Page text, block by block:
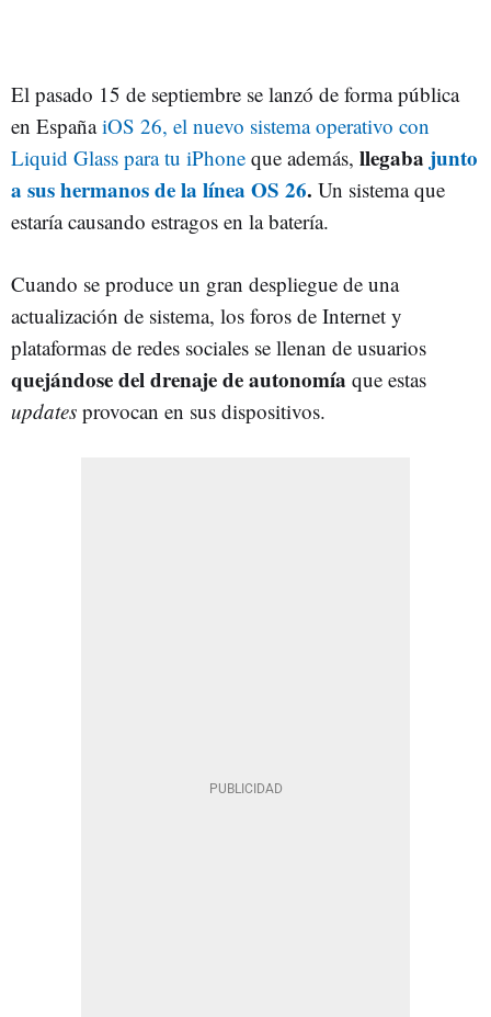
El pasado 15 de septiembre se lanzó de forma pública
en EspañaiOS 26, el nuevo sistema operativo con
Liquid Glass para tu iPhone que además, llegaba junto
a sus hermanos de la línea OS 26. Un sistema que
estaría causando estragos en la batería.
Cuando se produce un gran despliegue de una
actualización de sistema, los foros de Internet y
plataformas de redes sociales se llenan de usuarios
quejándose del drenaje de autonomía que estas
updates provocan en sus dispositivos.